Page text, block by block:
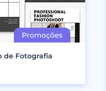
de Fotografia